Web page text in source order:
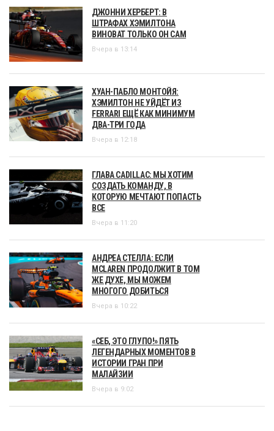
ДЖОННИ ХЕРБЕРТ: В
ШТРАФАХ ХЭМИЛТОНА
ВИНОВАТ ТОЛЬКО ОН САМ
Вчера в 13:14
ХУАН-ПАБЛО МОНТОЙЯ:
ХЭМИЛТОН НЕ УЙДЁТ ИЗ
FERRARI ЕЩЁ КАК МИНИМУМ
ДВА-ТРИ ГОДА
Вчера в 12:18
ГЛАВА CADILLAC: МЫ ХОТИМ
СОЗДАТЬ КОМАНДУ, В
КОТОРУЮ МЕЧТАЮТ ПОПАСТЬ
ВСЕ
Вчера в 11:20
АНДРЕА СТЕЛЛА: ЕСЛИ
MCLAREN ПРОДОЛЖИТ В ТОМ
ЖЕ ДУХЕ, МЫ МОЖЕМ
МНОГОГО ДОБИТЬСЯ
Вчера в 10:22
«СЕБ, ЭТО ГЛУПО!» ПЯТЬ
ЛЕГЕНДАРНЫХ МОМЕНТОВ В
ИСТОРИИ ГРАН ПРИ
МАЛАЙЗИИ
Вчера в 9:02